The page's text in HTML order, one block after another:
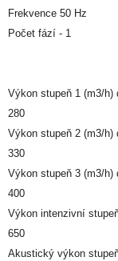
Frekvence 50 Hz
Počet fází - 1
Výkon stupeň 1 (m3/h)
280
Výkon stupeň 2 (m3/h)
330
Výkon stupeň 3 (m3/h)
400
Výkon intenzivní
650
Akustický výkon